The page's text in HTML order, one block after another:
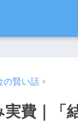
の賢い話
費｜「